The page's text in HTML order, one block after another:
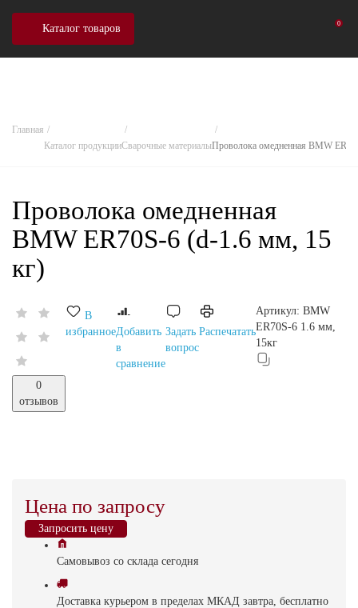
Каталог товаров 0
Главная
Каталог продукцииСварочные материалыПроволока омедненная BMW
Проволока омедненная
BMW ER70S-6 (d-1.6 мм, 15
кг)
0
отзывов
В
избранноеДобавить
в
сравнение
Задать
вопрос
Распечатать
Артикул:BMW
ER70S-6 1.6 мм,
15кг
Цена по запросу
Запросить цену
Самовывоз со склада cегодня
Доставка курьером в пределах МКАД завтра, бесплатно